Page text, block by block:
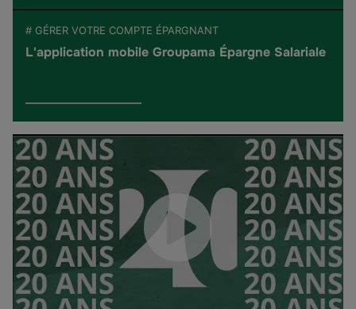
# GÉRER VOTRE COMPTE ÉPARGNANT
L'application mobile Groupama Épargne Salariale